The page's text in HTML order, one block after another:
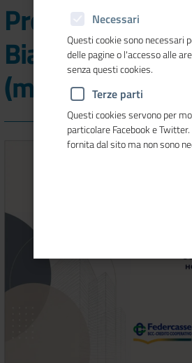
Presentazione
Bianco sul
(micro e piccole
Necessari
Questi cookie sono necessari
delle pagine o l'accesso alle
senza questi cookies.
Terze parti
Questi cookies servono per
particolare Facebook e
fornita dal sito ma non sono